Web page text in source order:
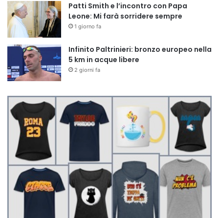
Patti Smith e l’incontro con Papa
Leone: Mi farà sorridere sempre
1 giorno fa
Infinito Paltrinieri: bronzo europeo nella
5 km in acque libere
2 giorni fa